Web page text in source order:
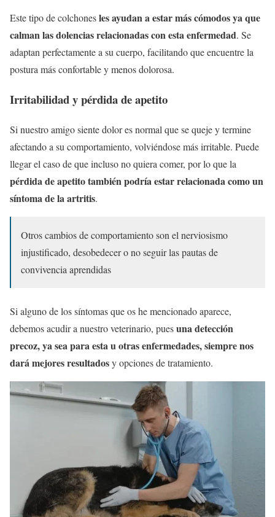
Este tipo de colchonesles ayudan a estar más cómodos ya que
calman las dolencias relacionadas con esta enfermedad. Se
adaptan perfectamente a su cuerpo, facilitando que encuentre la
postura más confortable y menos dolorosa.
Irritabilidad y pérdida de apetito
Si nuestro amigo siente dolor es normal que se queje y termine
afectando a su comportamiento, volviéndose más irritable. Puede
llegar el caso de que incluso no quiera comer, por lo que la
pérdida de apetito también podría estar relacionada como un
síntoma de la artritis.
Otros cambios de comportamiento son el nerviosismo
injustificado, desobedecer o no seguir las pautas de
convivencia aprendidas
Si alguno de los síntomas que os he mencionado aparece,
debemos acudir a nuestro veterinario, puesuna detección
precoz, ya sea para esta u otras enfermedades, siempre nos
dará mejores resultadosy opciones de tratamiento.